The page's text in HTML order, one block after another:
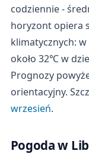
codziennie -
horyzont opiera
klimatycznych:
około 32℃ w
Prognozy
orientacyjny.
wrzesień.
Pogoda w